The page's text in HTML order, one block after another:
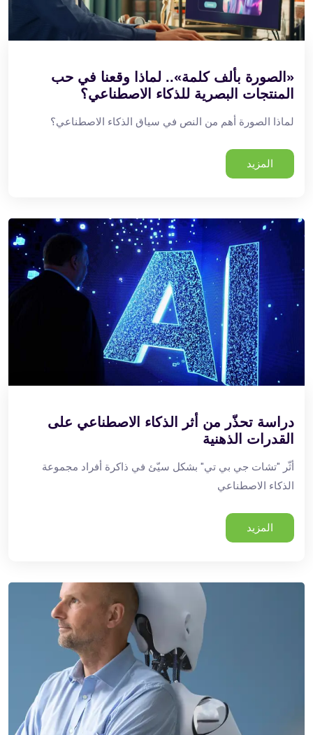
«الصورة بألف كلمة».. لماذا وقعنا في حب
المنتجات البصرية للذكاء الاصطناعي؟
لماذا الصورة أهم من النص في سياق الذكاء الاصطناعي؟
المزيد
دراسة تحذّر من أثر الذكاء الاصطناعي على
القدرات الذهنية
أثّر "تشات جي بي تي" بشكل سيّئ في ذاكرة أفراد مجموعة
الذكاء الاصطناعي
المزيد